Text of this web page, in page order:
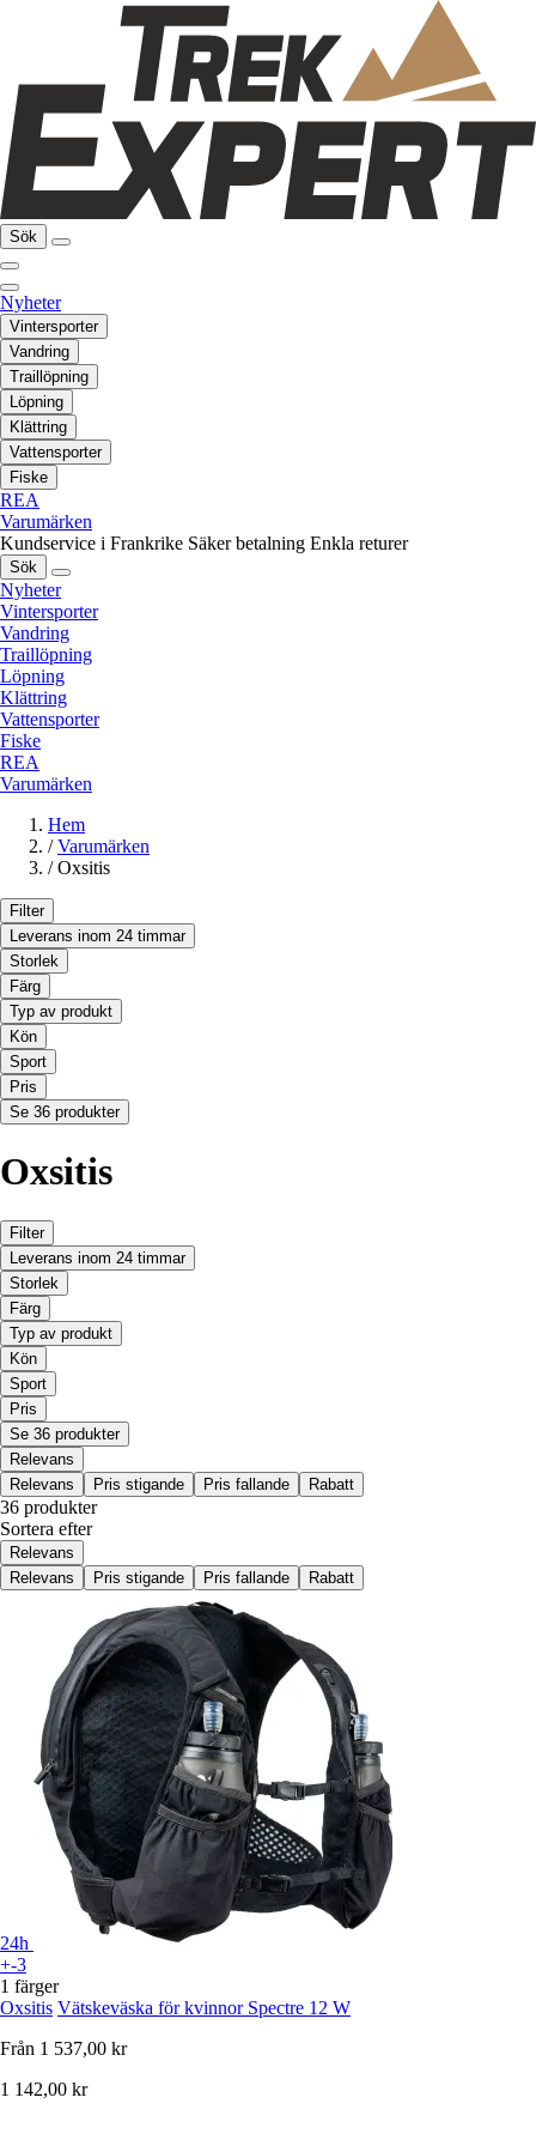
Sök
Nyheter
Vintersporter
Vandring
Traillöpning
Löpning
Klättring
Vattensporter
Fiske
REA
Varumärken
Kundservice i Frankrike Säker betalning Enkla returer
Sök
Nyheter
Vintersporter
Vandring
Traillöpning
Löpning
Klättring
Vattensporter
Fiske
REA
Varumärken
Hem
/ Varumärken
/ Oxsitis
Filter
Leverans inom 24 timmar
Storlek
Färg
Typ av produkt
Kön
Sport
Pris
Se 36 produkter
Oxsitis
Filter
Leverans inom 24 timmar
Storlek
Färg
Typ av produkt
Kön
Sport
Pris
Se 36 produkter
Relevans
Relevans
Pris stigande Pris fallande Rabatt
36 produkter
Sortera efter
Relevans
Relevans
Pris stigande Pris fallande Rabatt
24h
+-3
1 färger
Oxsitis Vätskeväska för kvinnor Spectre 12 W
Från 1 537,00 kr
1 142,00 kr